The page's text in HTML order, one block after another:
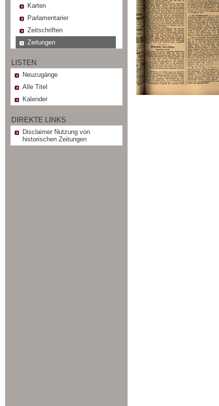
Karten
Parlamentarier
Zeitschriften
Zeitungen
LISTEN
Neuzugänge
Alle Titel
Kalender
DIREKTE LINKS
Disclaimer Nutzung von
historischen Zeitungen